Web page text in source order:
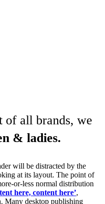
of all brands, we
& ladies.
will be distracted by the
at its layout. The point of
or-less normal distribution
here, content here’,
Many desktop publishing